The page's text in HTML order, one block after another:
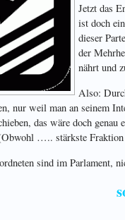
Jetzt das
ist doch
dieser
der
nährt und
Also:
nur weil man an seinem
das wäre doch
….. stärkste
sind im Parlament,